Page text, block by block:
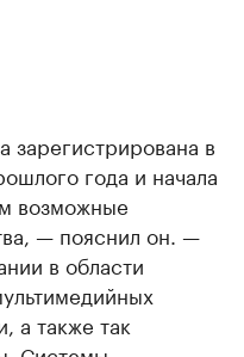
зарегистрирована в
года и начала
возможные
— пояснил он. —
в области
а также так